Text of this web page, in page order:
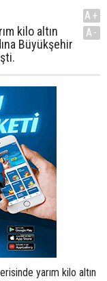
kilo altın
Büyükşehir
A+
A-
yarım kilo altın